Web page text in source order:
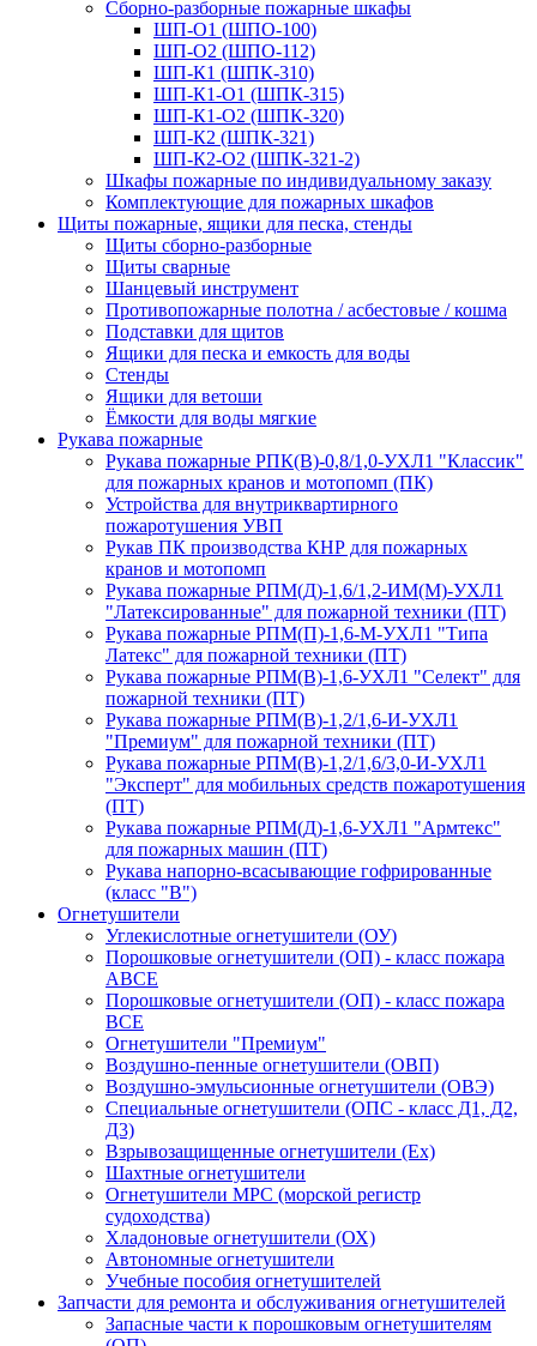
Сборно-разборные пожарные шкафы
ШП-О1 (ШПО-100)
ШП-О2 (ШПО-112)
ШП-К1 (ШПК-310)
ШП-К1-О1 (ШПК-315)
ШП-К1-О2 (ШПК-320)
ШП-К2 (ШПК-321)
ШП-К2-О2 (ШПК-321-2)
Шкафы пожарные по индивидуальному заказу
Комплектующие для пожарных шкафов
Щиты пожарные, ящики для песка, стенды
Щиты сборно-разборные
Щиты сварные
Шанцевый инструмент
Противопожарные полотна / асбестовые / кошма
Подставки для щитов
Ящики для песка и емкость для воды
Стенды
Ящики для ветоши
Ёмкости для воды мягкие
Рукава пожарные
Рукава пожарные РПК(В)-0,8/1,0-УХЛ1 "Классик"
для пожарных кранов и мотопомп (ПК)
Устройства для внутриквартирного
пожаротушения УВП
Рукав ПК производства КНР для пожарных
кранов и мотопомп
Рукава пожарные РПМ(Д)-1,6/1,2-ИМ(M)-УХЛ1
"Латексированные" для пожарной техники (ПТ)
Рукава пожарные РПМ(П)-1,6-М-УХЛ1 "Типа
Латекс" для пожарной техники (ПТ)
Рукава пожарные РПМ(В)-1,6-УХЛ1 "Селект" для
пожарной техники (ПТ)
Рукава пожарные РПМ(В)-1,2/1,6-И-УХЛ1
"Премиум" для пожарной техники (ПТ)
Рукава пожарные РПМ(В)-1,2/1,6/3,0-И-УХЛ1
"Эксперт" для мобильных средств пожаротушения
(ПТ)
Рукава пожарные РПМ(Д)-1,6-УХЛ1 "Армтекс"
для пожарных машин (ПТ)
Рукава напорно-всасывающие гофрированные
(класс "В")
Огнетушители
Углекислотные огнетушители (ОУ)
Порошковые огнетушители (ОП) - класс пожара
АВСЕ
Порошковые огнетушители (ОП) - класс пожара
ВСЕ
Огнетушители "Премиум"
Воздушно-пенные огнетушители (ОВП)
Воздушно-эмульсионные огнетушители (ОВЭ)
Специальные огнетушители (ОПС - класс Д1, Д2,
Д3)
Взрывозащищенные огнетушители (Ex)
Шахтные огнетушители
Огнетушители МРС (морской регистр
судоходства)
Хладоновые огнетушители (ОХ)
Автономные огнетушители
Учебные пособия огнетушителей
Запчасти для ремонта и обслуживания огнетушителей
Запасные части к порошковым огнетушителям